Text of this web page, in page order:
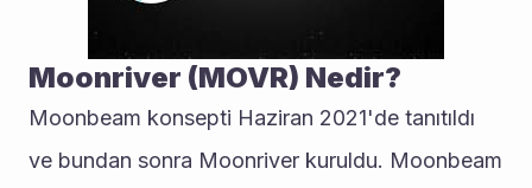
Moonriver (MOVR) Nedir?
Moonbeam konsepti Haziran 2021'de tanıtıldı
ve bundan sonra Moonriver kuruldu. Moonbeam